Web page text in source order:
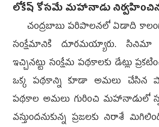
లోకేష్‌ కోసమే మహానాడు
చంద్రబాబు పరిపాలనలో ఏడాది కాలంగా
సంక్షేమానికి దూరమయ్యారు. సినిమా
ఇచ్చినట్టు సంక్షేమ పథకాలకు డేట్లు
ఒక్క పథకాన్ని కూడా అమలు చేసిన
పథకాల అమలు గురించి మహానాడులో
వస్తుందనుకున్న ప్రజలకు నిరాశే